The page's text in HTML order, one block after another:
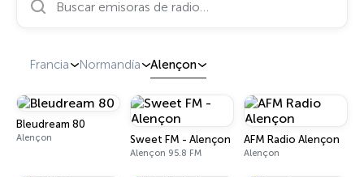
Francia Normandía Alençon
Bleudream 80
Alençon Sweet FM - Alençon
Alençon 95.8 FM
AFM Radio Alençon
Alençon